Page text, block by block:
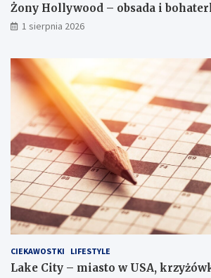
Żony Hollywood – obsada i
1 sierpnia 2026
CIEKAWOSTKI LIFESTYLE
Lake City – miasto w USA,